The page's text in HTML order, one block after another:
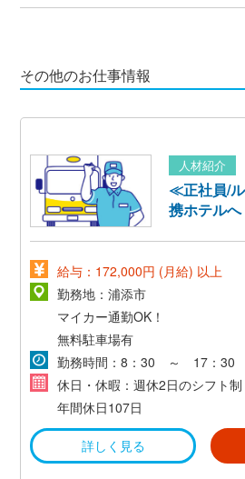
その他のお仕事情報
人材紹介
≪正社員/
携ホテルへ
給与：172,000円 (月給) 以上
勤務地：浦添市
マイカー通勤OK！
無料駐車場有
勤務時間：8：30 ～ 17：30
休日・休暇：週休2日のシフト制
年間休日107日
詳しく見る